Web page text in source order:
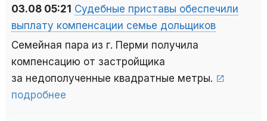
03.08 05:21 Судебные приставы обеспечили
выплату компенсации семье дольщиков
Семейная пара из г. Перми получила
компенсацию от застройщика
за недополученные квадратные метры.
подробнее